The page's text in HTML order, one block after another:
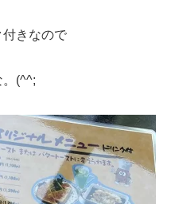
きなので
。(^^;